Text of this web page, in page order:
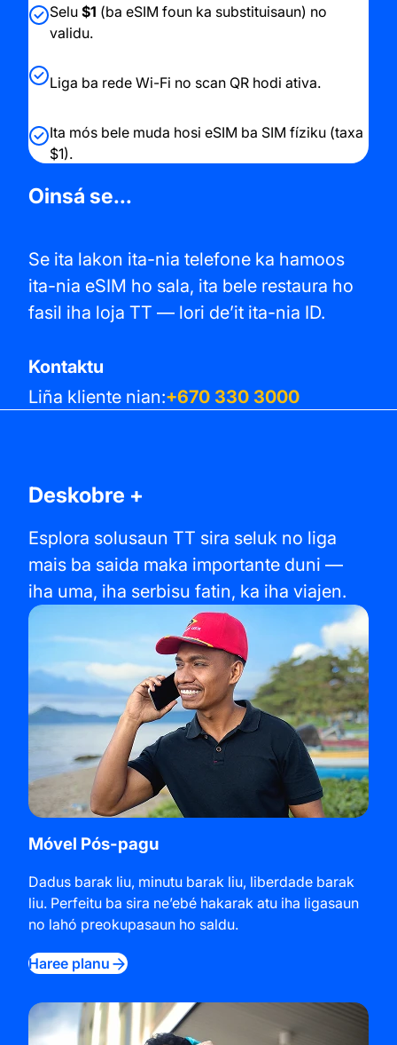
Selu $1 (ba eSIM foun ka substituisaun) no
validu.
Liga ba rede Wi-Fi no scan QR hodi ativa.
Ita mós bele muda hosi eSIM ba SIM fíziku (taxa
$1).
Oinsá se...
Se ita lakon ita-nia telefone ka hamoos
ita-nia eSIM ho sala, ita bele restaura ho
fasil iha loja TT — lori de’it ita-nia ID.
Kontaktu
Liña kliente nian:+670 330 3000
Deskobre +
Esplora solusaun TT sira seluk no liga
mais ba saida maka importante duni —
iha uma, iha serbisu fatin, ka iha viajen.
Móvel Pós-pagu
Dadus barak liu, minutu barak liu, liberdade barak
liu. Perfeitu ba sira ne’ebé hakarak atu iha ligasaun
no lahó preokupasaun ho saldu.
Haree planu